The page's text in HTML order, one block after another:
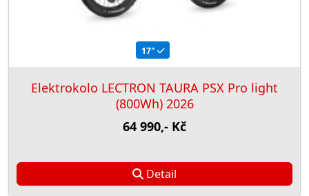
17"
Elektrokolo LECTRON TAURA PSX Pro light
(800Wh) 2026
64 990,- Kč
Detail